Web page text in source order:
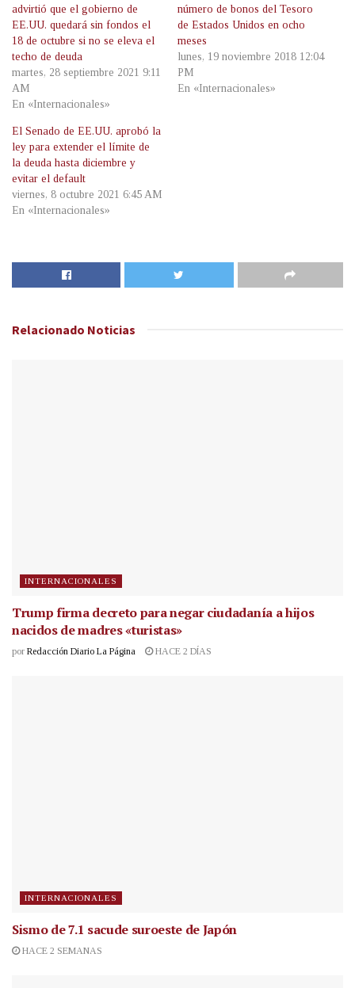
advirtió que el gobierno de
EE.UU. quedará sin fondos el
18 de octubre si no se eleva el
techo de deuda
martes, 28 septiembre 2021 9:11
AM
En «Internacionales»
número de bonos del Tesoro
de Estados Unidos en ocho
meses
lunes, 19 noviembre 2018 12:04
PM
En «Internacionales»
El Senado de EE.UU. aprobó la
ley para extender el límite de
la deuda hasta diciembre y
evitar el default
viernes, 8 octubre 2021 6:45 AM
En «Internacionales»
Relacionado Noticias
INTERNACIONALES
Trump firma decreto para negar ciudadanía a hijos
nacidos de madres «turistas»
por Redacción Diario La Página HACE 2 DÍAS
INTERNACIONALES
Sismo de 7.1 sacude suroeste de Japón
HACE 2 SEMANAS